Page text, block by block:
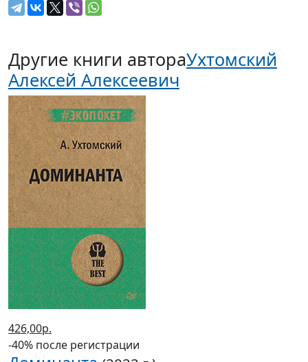
Другие книги автораУхтомский
Алексей Алексеевич
426,00р.
-40% после регистрации